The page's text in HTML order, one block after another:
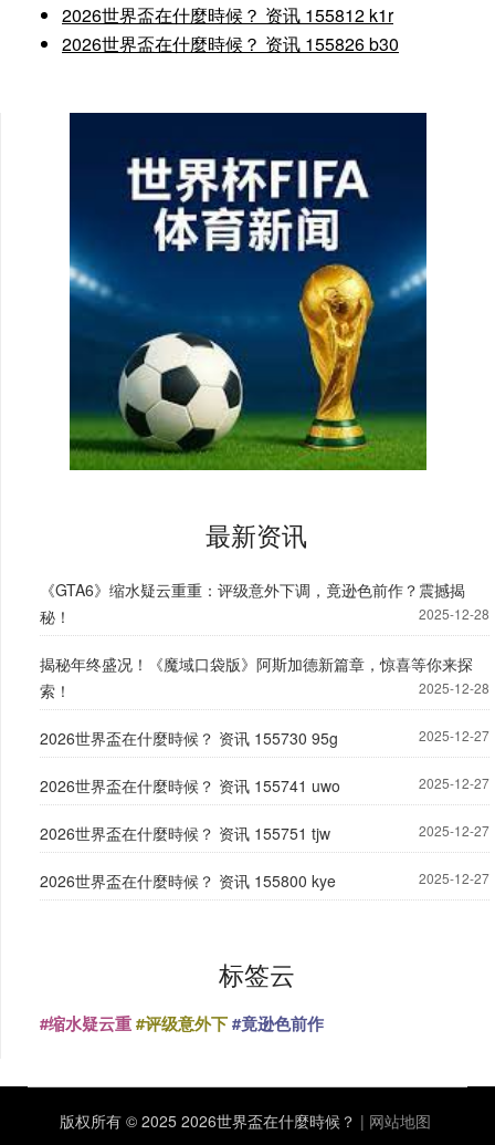
2026世界盃在什麼時候？ 资讯 155812 k1r
2026世界盃在什麼時候？ 资讯 155826 b30
最新资讯
《GTA6》缩水疑云重重：评级意外下调，竟逊色前作？震撼揭
秘！
2025-12-28
揭秘年终盛况！《魔域口袋版》阿斯加德新篇章，惊喜等你来探
索！
2025-12-28
2026世界盃在什麼時候？ 资讯 155730 95g 2025-12-27
2026世界盃在什麼時候？ 资讯 155741 uwo 2025-12-27
2026世界盃在什麼時候？ 资讯 155751 tjw 2025-12-27
2026世界盃在什麼時候？ 资讯 155800 kye 2025-12-27
标签云
#缩水疑云重#评级意外下#竟逊色前作
版权所有 © 2025 2026世界盃在什麼時候？ | 网站地图